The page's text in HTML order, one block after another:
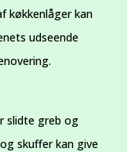
køkkenlåger kan
udseende
slidte greb og
skuffer kan give